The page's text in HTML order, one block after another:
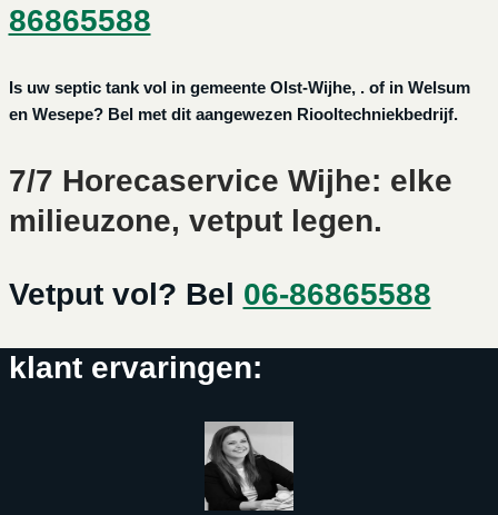
86865588
Is uw septic tank vol in gemeente Olst-Wijhe, . of in Welsum
en Wesepe? Bel met dit aangewezen Riooltechniekbedrijf.
7/7 Horecaservice Wijhe: elke
milieuzone, vetput legen.
Vetput vol? Bel 06-86865588
klant ervaringen: